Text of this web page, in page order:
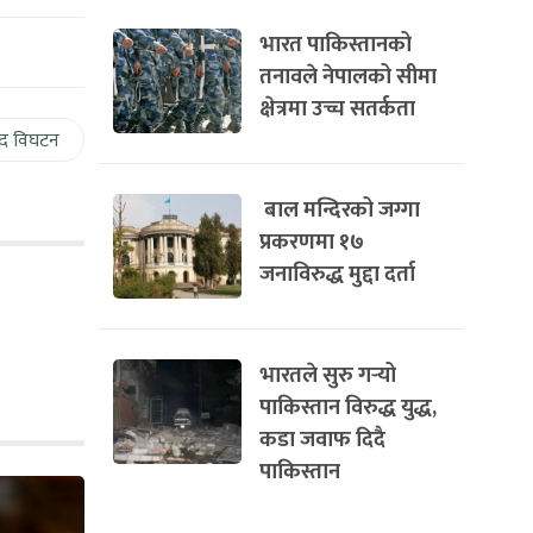
विघटन
भारत पाकिस्तानको
तनावले नेपालको सीमा
क्षेत्रमा उच्च सतर्कता
बाल मन्दिरको जग्गा
प्रकरणमा १७
जनाविरुद्ध मुद्दा दर्ता
भारतले सुरु गर्‍यो
पाकिस्तान विरुद्ध युद्ध,
कडा जवाफ दिदै
पाकिस्तान